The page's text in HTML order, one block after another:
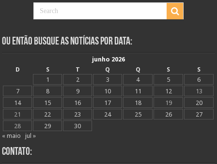
Ou Então Busque as Notícias Por Data:
junho 2026
D
S T Q Q S
S
1
2 3 4 5
6
7
8 9 10 11 12
13
14
15 16 17 18 19
20
21
22 23 24 25 26
27
28
29
30
« maio
jul »
Contato: